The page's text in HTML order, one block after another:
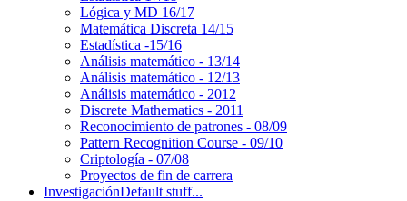
Lógica y MD 16/17
Matemática Discreta 14/15
Estadística -15/16
Análisis matemático - 13/14
Análisis matemático - 12/13
Análisis matemático - 2012
Discrete Mathematics - 2011
Reconocimiento de patrones - 08/09
Pattern Recognition Course - 09/10
Criptología - 07/08
Proyectos de fin de carrera
InvestigaciónDefault stuff...